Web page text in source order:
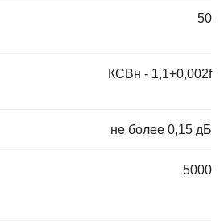
50
КСВн - 1,1+0,002f
не более 0,15 дБ
5000